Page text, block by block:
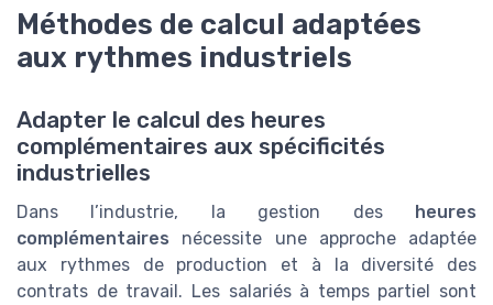
Méthodes de calcul adaptées
aux rythmes industriels
Adapter le calcul des heures
complémentaires aux spécificités
industrielles
Dans l’industrie, la gestion des heures
complémentaires nécessite une approche adaptée
aux rythmes de production et à la diversité des
contrats de travail. Les salariés à temps partiel sont